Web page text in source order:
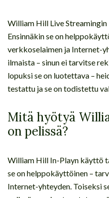
William Hill Live Streamingin
Ensinnäkin se on
verkkoselaimen ja Internet-
ilmaista – sinun ei tarvitse
lopuksi se on luotettava –
testattu ja se on todistettu
Mitä hyötyä
on pelissä?
William Hill In-Playn käyttö
se on helppokäyttöinen –
Internet-yhteyden. Toiseksi